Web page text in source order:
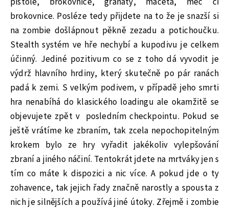
brokovnice. Posléze tedy přijdete na to že je snazší si
na zombie došlápnout pěkně zezadu a potichoučku.
Stealth systém ve hře nechybí a kupodivu je celkem
účinný. Jediné pozitivum co se z toho dá vyvodit je
výdrž hlavního hrdiny, který skutečně po pár ranách
padá k zemi. S velkým podivem, v případě jeho smrti
hra nenabíhá do klasického loadingu ale okamžitě se
objevujete zpět v posledním checkpointu. Pokud se
ještě vrátíme ke zbraním, tak zcela nepochopitelným
krokem bylo ze hry vyřadit jakékoliv vylepšování
zbraní a jiného náčiní. Tentokrát jdete na mrtváky jen s
tím co máte k dispozici a nic více. A pokud jde o ty
zohavence, tak jejich řady značně narostly a spousta z
nich je silnějších a používá jiné útoky. Zřejmě i zombie